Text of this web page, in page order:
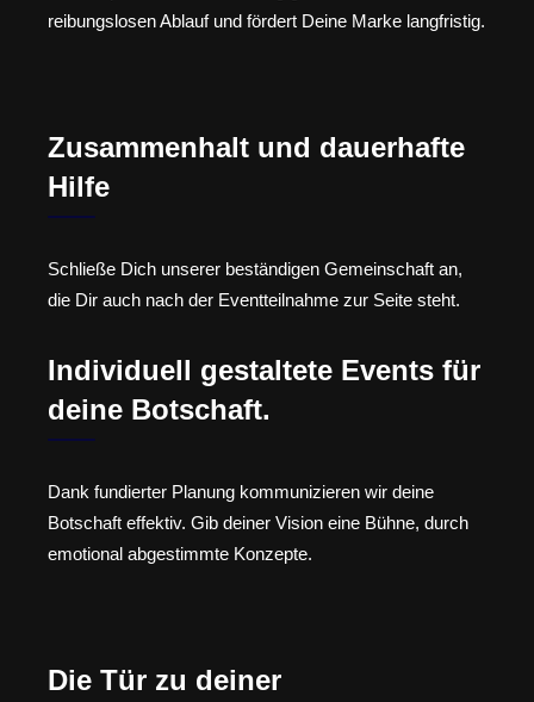
reibungslosen Ablauf und fördert Deine Marke langfristig.
Zusammenhalt und dauerhafte
Hilfe
Schließe Dich unserer beständigen Gemeinschaft an,
die Dir auch nach der Eventteilnahme zur Seite steht.
Individuell gestaltete Events für
deine Botschaft.
Dank fundierter Planung kommunizieren wir deine
Botschaft effektiv. Gib deiner Vision eine Bühne, durch
emotional abgestimmte Konzepte.
Die Tür zu deiner